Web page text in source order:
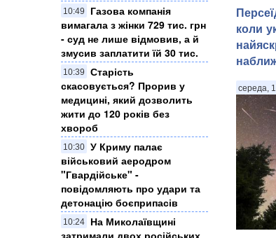
10:49
Газова компанія
вимагала з жінки 729 тис. грн
- суд не лише відмовив, а й
змусив заплатити їй 30 тис.
10:39
Старість
скасовується? Прорив у
медицині, який дозволить
жити до 120 років без
хвороб
10:30 У Криму палає
військовий аеродром
"Гвардійське" -
повідомляють про удари та
детонацію боєприпасів
10:24
На Миколаївщині
коли
середа,